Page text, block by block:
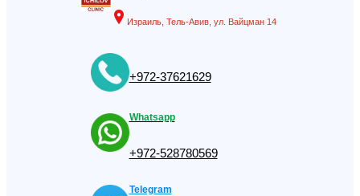
Израиль, Тель-Авив, ул. Вайцман 14
+972-37621629
Whatsapp
+972-528780569
Telegram